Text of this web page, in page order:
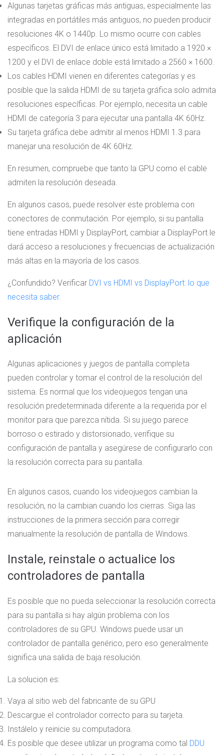
Algunas tarjetas gráficas más antiguas, especialmente las
integradas en portátiles más antiguos, no pueden producir
resoluciones 4K o 1440p. Lo mismo ocurre con cables
específicos. El DVI de enlace único está limitado a 1920 ×
1200 y el DVI de enlace doble está limitado a 2560 × 1600.
Los cables HDMI vienen en diferentes categorías y es
posible que la salida HDMI de su tarjeta gráfica solo admita
resoluciones específicas. Por ejemplo, necesita un cable
HDMI de categoría 3 para ejecutar una pantalla 4K 60Hz.
Su tarjeta gráfica debe admitir al menos HDMI 1.3 para
manejar una resolución de 4K 60Hz.
En resumen, compruebe que tanto la GPU como el cable
admiten la resolución deseada.
En algunos casos, puede resolver este problema con
conectores de conmutación. Por ejemplo, si su pantalla
tiene entradas HDMI y DisplayPort, cambiar a DisplayPort le
dará acceso a resoluciones y frecuencias de actualización
más altas en la mayoría de los casos.
¿Confundido? Verificar DVI vs HDMI vs DisplayPort: lo que
necesita saber.
Verifique la configuración de la
aplicación
Algunas aplicaciones y juegos de pantalla completa
pueden controlar y tomar el control de la resolución del
sistema. Es normal que los videojuegos tengan una
resolución predeterminada diferente a la requerida por el
monitor para que parezca nítida. Si su juego parece
borroso o estirado y distorsionado, verifique su
configuración de pantalla y asegúrese de configurarlo con
la resolución correcta para su pantalla.
En algunos casos, cuando los videojuegos cambian la
resolución, no la cambian cuando los cierras. Siga las
instrucciones de la primera sección para corregir
manualmente la resolución de pantalla de Windows.
Instale, reinstale o actualice los
controladores de pantalla
Es posible que no pueda seleccionar la resolución correcta
para su pantalla si hay algún problema con los
controladores de su GPU. Windows puede usar un
controlador de pantalla genérico, pero eso generalmente
significa una salida de baja resolución.
La solucion es:
Vaya al sitio web del fabricante de su GPU
Descargue el controlador correcto para su tarjeta.
Instálelo y reinicie su computadora.
Es posible que desee utilizar un programa como tal DDU